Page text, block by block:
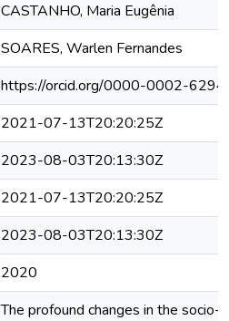
CASTANHO, Maria Eugênia
SOARES, Warlen Fernandes
https://orcid.org/0000-0002-
2021-07-13T20:20:25Z
2023-08-03T20:13:30Z
2021-07-13T20:20:25Z
2023-08-03T20:13:30Z
2020
The profound changes in the